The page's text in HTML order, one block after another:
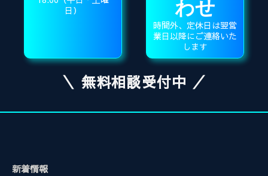
日）
わせ
時間外、定休日は翌営
業日以降にご連絡いた
します
＼ 無料相談受付中 ／
新着情報